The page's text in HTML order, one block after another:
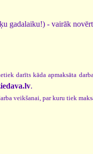
gadalaiku!) - vairāk
darīts kāda apmaksāta
.
veikšanai, par kuru tiek